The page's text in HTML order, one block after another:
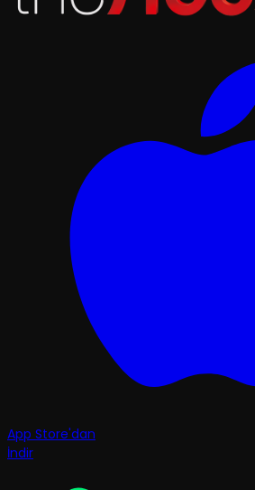
App Store'dan
İndir